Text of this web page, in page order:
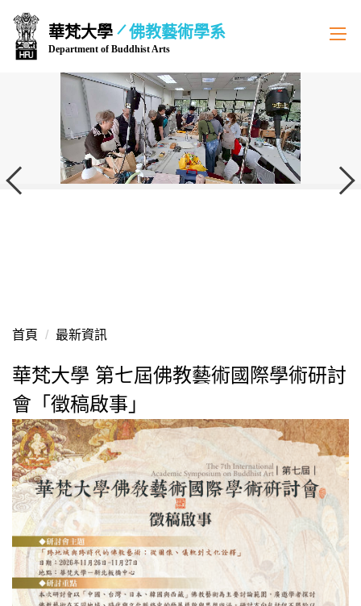
跳
到
主
華梵大學 佛教藝術學系
Department of Buddhist Arts
首頁 最新資訊
華梵大學 第七屆佛教藝術國際學術研討
會「徵稿啟事」